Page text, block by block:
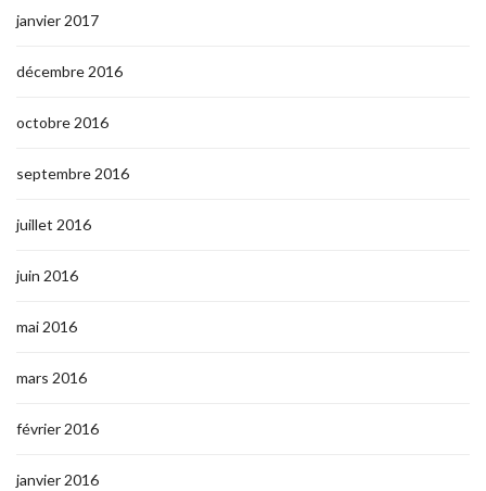
janvier 2017
décembre 2016
octobre 2016
septembre 2016
juillet 2016
juin 2016
mai 2016
mars 2016
février 2016
janvier 2016